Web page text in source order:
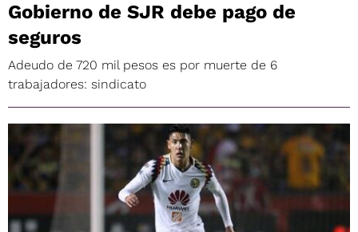
Gobierno de SJR debe pago de
seguros
Adeudo de 720 mil pesos es por muerte de 6
trabajadores: sindicato